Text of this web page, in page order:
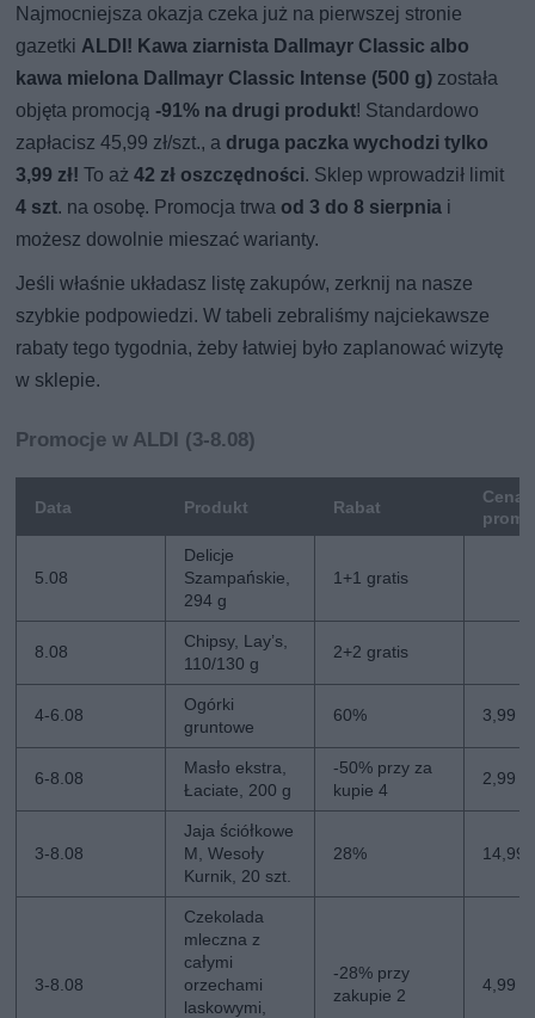
Najmocniejsza okazja czeka już na pierwszej stronie
gazetki ALDI! Kawa ziarnista Dallmayr Classic albo
kawa mielona Dallmayr Classic Intense (500 g) została
objęta promocją-91% na drugi produkt! Standardowo
zapłacisz 45,99 zł/szt., a druga paczka wychodzi tylko
3,99 zł! To aż42 zł oszczędności. Sklep wprowadził limit
4 szt. na osobę. Promocja trwa od 3 do 8 sierpnia i
możesz dowolnie mieszać warianty.
Jeśli właśnie układasz listę zakupów, zerknij na nasze
szybkie podpowiedzi. W tabeli zebraliśmy najciekawsze
rabaty tego tygodnia, żeby łatwiej było zaplanować wizytę
w sklepie.
Promocje w ALDI (3-8.08)
Data Produkt Rabat
Cena
5.08
Delicje
Szampańskie,
294 g
1+1 gratis
8.08
Chipsy, Lay’s,
110/130 g
2+2 gratis
4-6.08
Ogórki
gruntowe
60% 3,99
6-8.08
Masło ekstra,
Łaciate, 200 g
-50% przy za
kupie 4
2,99
3-8.08
Jaja ściółkowe
M, Wesoły
Kurnik, 20 szt.
28% 14,99
3-8.08
Czekolada
mleczna z
całymi
orzechami
laskowymi,
-28% przy
zakupie 2
4,99